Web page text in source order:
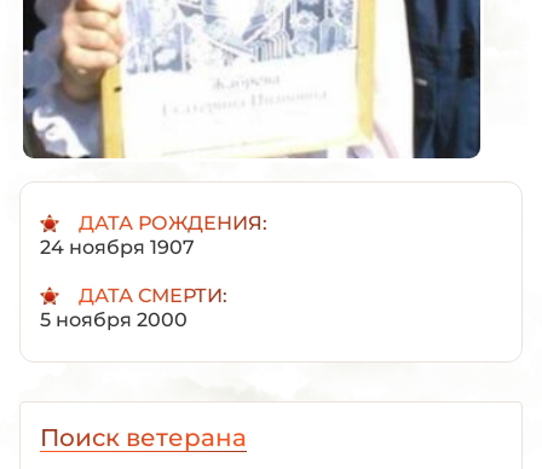
ДАТА РОЖДЕНИЯ:
24 ноября 1907
ДАТА СМЕРТИ:
5 ноября 2000
Поиск ветерана